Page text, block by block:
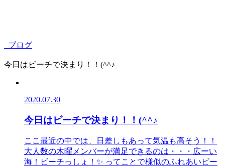
ブログ
今日はビーチで決まり！！(^^♪
2020.07.30
今日はビーチで決まり！！(^^♪
ここ最近の中では、日差しもあって気温も高そう！！
大人数の木曜メンバーが満足できるのは・・・広ーい
海！ビーチっしょ！✨ ってことで様似のふれあいビー